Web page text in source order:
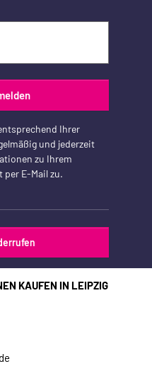
Ihrer
und jederzeit
zu Ihrem
E-Mail zu.
KAUFEN IN LEIPZIG